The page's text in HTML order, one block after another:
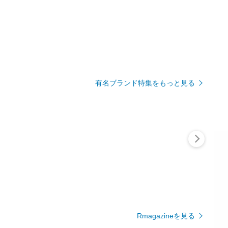
有名ブランド特集をもっと見る
Rmagazineを見る